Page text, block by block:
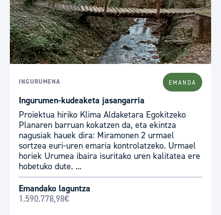
INGURUMENA EMANDA
Ingurumen-kudeaketa jasangarria
Proiektua hiriko Klima Aldaketara Egokitzeko
Planaren barruan kokatzen da, eta ekintza
nagusiak hauek dira: Miramonen 2 urmael
sortzea euri-uren emaria kontrolatzeko. Urmael
horiek Urumea ibaira isuritako uren kalitatea ere
hobetuko dute. ...
Emandako laguntza
1.590.778,98€